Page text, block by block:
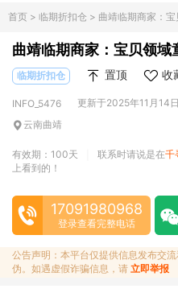
首页 > 临期折扣仓 > 曲靖临期商家：
曲靖临期商家：宝贝领域
临期折扣仓 置顶 收
INFO_5476 更新于2025年11月14
云南曲靖
有效期：100天 联系时请说是在千
上看到的！
17091980968
登录查看完整电话
公告声明：本平台仅提供信息发布交
伪。如遇虚假诈骗信息，请 立即举报